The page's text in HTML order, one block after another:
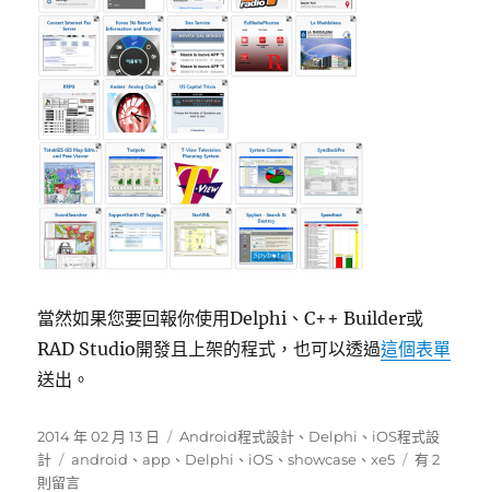
當然如果您要回報你使用Delphi、C++ Builder或
RAD Studio開發且上架的程式，也可以透過這個表單
送出。
發
佈
日
2014 年 02 月 13 日
分
類
Android程式設計 、 Delphi 、 iOS程式設
計
標
籤
android 、app 、 Delphi 、 iOS 、showcase 、xe5
在
有 2
則留言